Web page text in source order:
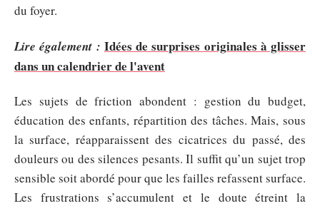
du foyer.
Lire également : Idées de surprises originales à glisser
dans un calendrier de l'avent
Les sujets de friction abondent : gestion du budget,
éducation des enfants, répartition des tâches. Mais, sous
la surface, réapparaissent des cicatrices du passé, des
douleurs ou des silences pesants. Il suffit qu’un sujet trop
sensible soit abordé pour que les failles refassent surface.
Les frustrations s’accumulent et le doute étreint la